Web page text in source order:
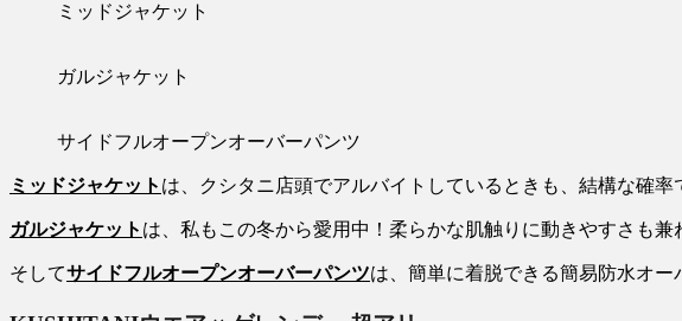
ミッドジャケット
ガルジャケット
サイドフルオープンオーバーパンツ
ミッドジャケット は、クシタニ店頭でアルバイトしているときも、結構な確
ガルジャケット は、私もこの冬から愛用中！柔らかな肌触りに動きやすさも兼
そしてサイドフルオープンオーバーパンツは、簡単に着脱できる簡易防水オー